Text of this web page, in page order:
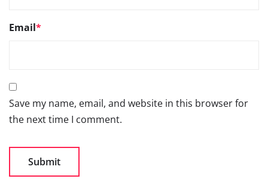
Email*
Save my name, email, and website in this browser for
the next time I comment.